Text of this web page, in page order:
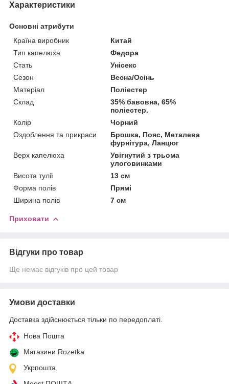
Характеристики
Основні атрибути
Країна виробник
Китай
Тип капелюха
Федора
Стать
Унісекс
Сезон
Весна/Осінь
Матеріал
Поліестер
Склад
35% бавовна, 65%
поліестер.
Колір
Чорний
Оздоблення та прикраси
Брошка, Пояс, Металева
фурнітура, Ланцюг
Верх капелюха
Увігнутий з трьома
улоговинками
Висота тулії
13 см
Форма полів
Прямі
Ширина полів
7 см
Приховати
Відгуки про товар
Ще немає відгуків про цей товар
Умови доставки
Доставка здійснюється тільки по передоплаті.
Нова Пошта
Магазини Rozetka
Укрпошта